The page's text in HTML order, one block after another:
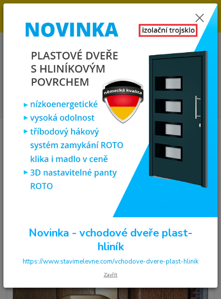
OBJEDNÁVKOU. MÁME 7 000 OKEN A DVEŘÍ SKLADEM U NÁS V
KLATOVECH.
0
0,00 Kč
Zárubně, obložky, kování Klika koule pro plastové dveře - bronz
Klika koule pro plastové dveře -
bronz
Novinka - vchodové dveře plast-
hliník
https://www.stavimelevne.com/vchodove-dvere-plast-hlinik
Zavřít